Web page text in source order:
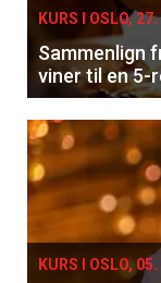
KURS I OSLO,
Sammenlign
viner til en 5-
KURS I OSLO,